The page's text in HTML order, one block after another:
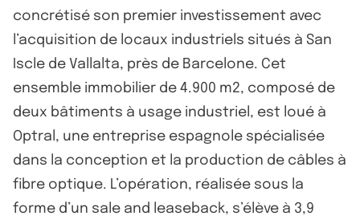
concrétisé son premier investissement avec
l’acquisition de locaux industriels situés à San
Iscle de Vallalta, près de Barcelone. Cet
ensemble immobilier de 4.900 m2, composé de
deux bâtiments à usage industriel, est loué à
Optral, une entreprise espagnole spécialisée
dans la conception et la production de câbles à
fibre optique. L’opération, réalisée sous la
forme d’un sale and leaseback, s’élève à 3,9